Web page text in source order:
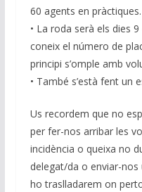
60 agents en pràctiques.
• La roda serà els dies
coneix el número de
principi s’omple amb
• També s’està fent un
Us recordem que no
per fer-nos arribar les
incidència o queixa no
delegat/da o enviar-nos
ho traslladarem on